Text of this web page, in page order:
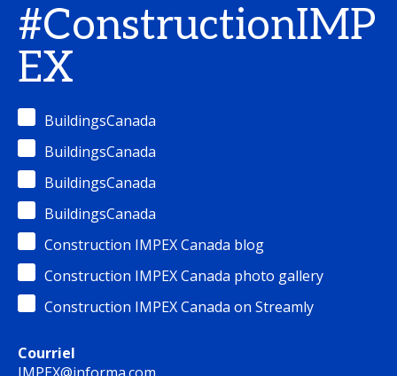
#ConstructionIMP
EX
BuildingsCanada
BuildingsCanada
BuildingsCanada
BuildingsCanada
Construction IMPEX Canada blog
Construction IMPEX Canada photo gallery
Construction IMPEX Canada on Streamly
Courriel